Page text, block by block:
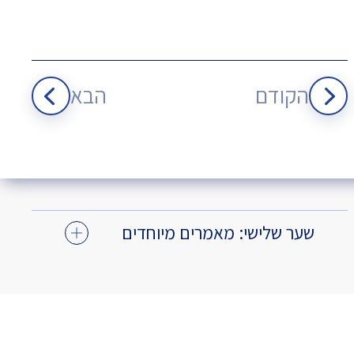
הקודם הבא
שער שלישי: מאמרים מיוחדים